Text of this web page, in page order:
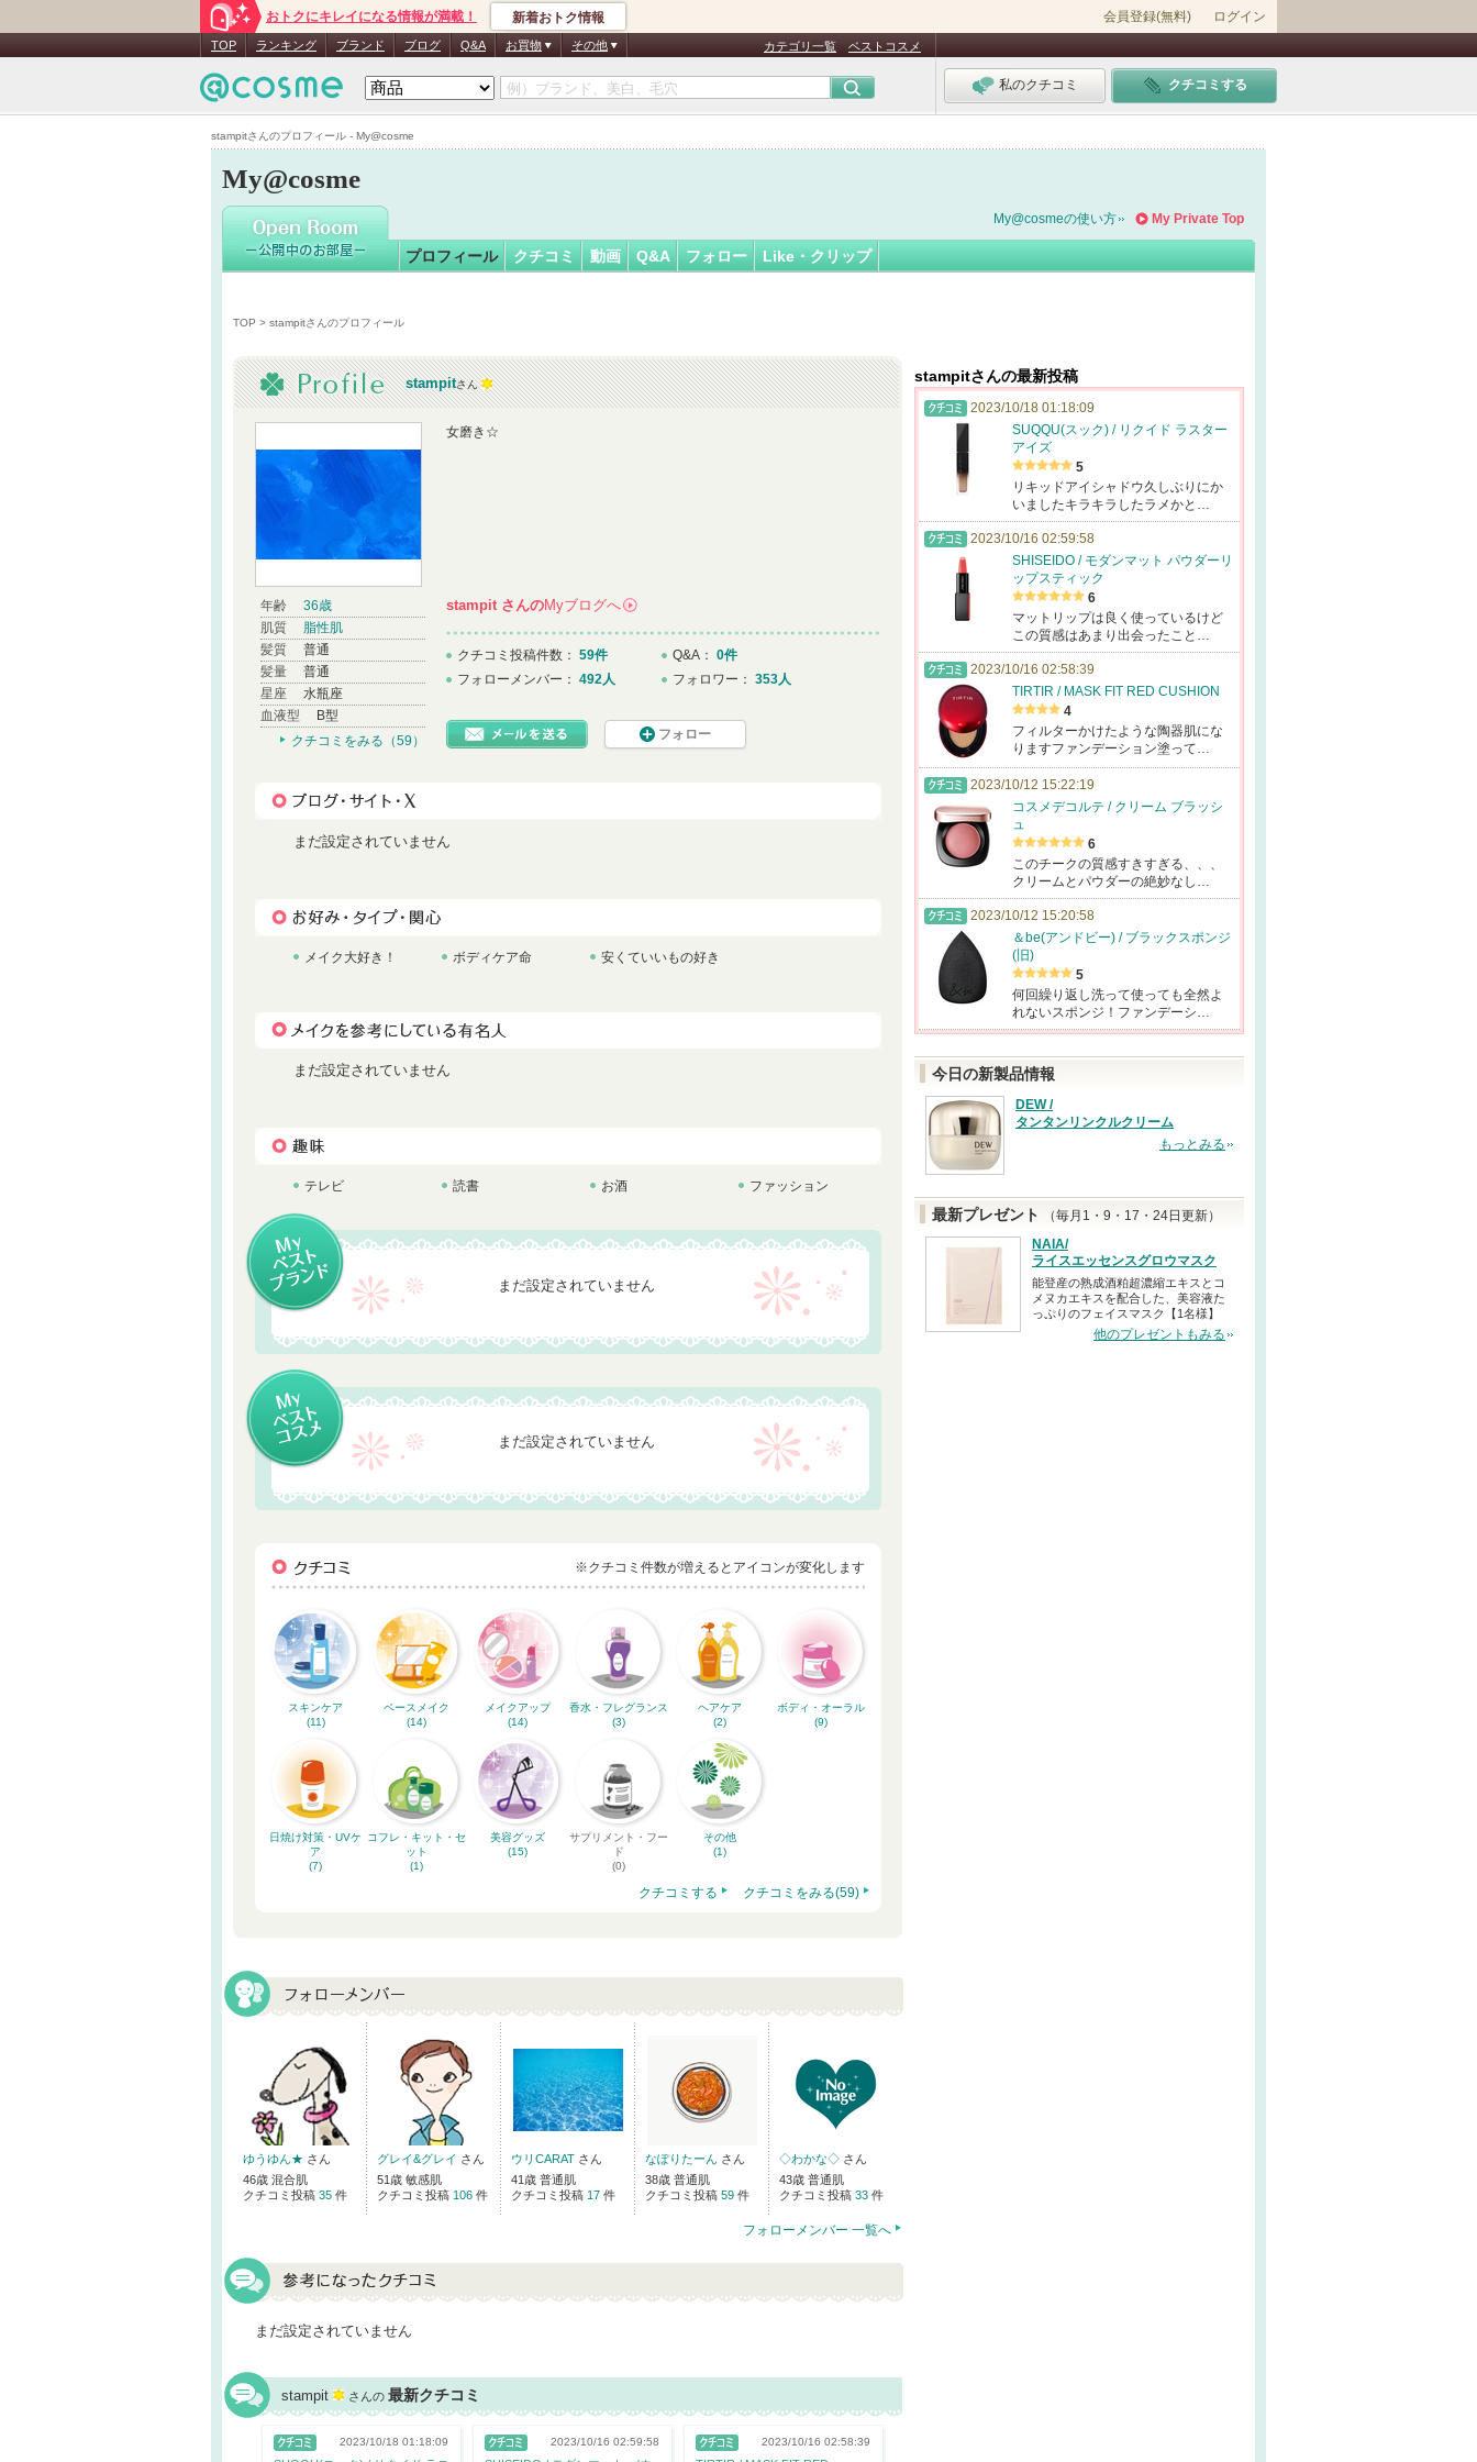
stampitさんのプロフィール - My@cosme
おトクにキレイになる情報が満載！ 新着おトク情報 会員登録(無料) ログイン
TOP ランキング ブランド ブログ Q&A お買物 その他 カテゴリ一覧 ベストコスメ
私のクチコミ クチコミする
My@cosme
stampitさん
My Private Top
My@cosmeの使い方
プロフィール クチコミ 動画 Q&A フォロー Like・クリップ
TOP > stampitさんのプロフィール
stampitさん
年齢
36歳
肌質
脂性肌
髪質
普通
髪量
普通
星座
水瓶座
血液型
B型
クチコミをみる（59）
女磨き☆
stampitさんのMyブログへ
クチコミ投稿件数： 59件
フォローメンバー： 492人
Q&A： 0件
フォロワー： 353人
フォロー
まだ設定されていません
メイク大好き！ ボディケア命 安くていいもの好き
まだ設定されていません
テレビ 読書 お酒 ファッション
まだ設定されていません
まだ設定されていません
※クチコミ件数が増えるとアイコンが変化します
スキンケア
(11)
ベースメイク
(14)
メイクアップ
(14)
香水・フレグランス
(3)
ヘアケア
(2)
ボディ・オーラル
(9)
日焼け対策・UVケ
ア
(7)
コフレ・キット・セ
ット
(1)
美容グッズ
(15)
サプリメント・フー
ド
(0)
その他
(1)
クチコミする クチコミをみる(59)
ゆうゆん★ さん
46歳 混合肌
クチコミ投稿 35 件
グレイ&グレイ さん
51歳 敏感肌
クチコミ投稿 106 件
ウリCARAT さん
41歳 普通肌
クチコミ投稿 17 件
なぽりたーん さん
38歳 普通肌
クチコミ投稿 59 件
◇わかな◇ さん
43歳 普通肌
クチコミ投稿 33 件
フォローメンバー 一覧へ
まだ設定されていません
stampit さんの 最新クチコミ
2023/10/18 01:18:09 2023/10/16 02:59:58 2023/10/16 02:58:39
stampitさんの最新投稿
2023/10/18 01:18:09
SUQQU(スック) / リクイド ラスター
アイズ
5
リキッドアイシャドウ久しぶりにか
いましたキラキラしたラメかと…
2023/10/16 02:59:58
SHISEIDO / モダンマット パウダーリ
ップスティック
6
マットリップは良く使っているけど
この質感はあまり出会ったこと…
2023/10/16 02:58:39
TIRTIR / MASK FIT RED CUSHION
4
フィルターかけたような陶器肌にな
りますファンデーション塗って…
2023/10/12 15:22:19
コスメデコルテ / クリーム ブラッシ
ュ
6
このチークの質感すきすぎる、、、
クリームとパウダーの絶妙なし…
2023/10/12 15:20:58
＆be(アンドビー) / ブラックスポンジ
(旧)
5
何回繰り返し洗って使っても全然よ
れないスポンジ！ファンデーシ…
今日の新製品情報
DEW /
タンタンリンクルクリーム
もっとみる
最新プレゼント
（毎月1・9・17・24日更新）
NAIA/
ライスエッセンスグロウマスク
能登産の熟成酒粕超濃縮エキスとコ
メヌカエキスを配合した、美容液た
っぷりのフェイスマスク【1名様】
他のプレゼントもみる